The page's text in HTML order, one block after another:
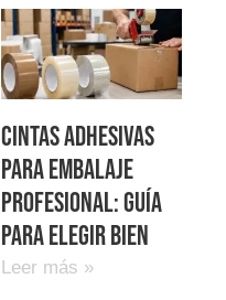
Cintas adhesivas
para embalaje
profesional: guía
para elegir bien
Leer más »